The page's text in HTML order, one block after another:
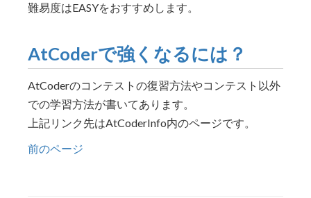
難易度はEASYをおすすめします。
AtCoderで強くなるには？
AtCoderのコンテストの復習方法やコンテスト以外
での学習方法が書いてあります。
上記リンク先はAtCoderInfo内のページです。
前のページ